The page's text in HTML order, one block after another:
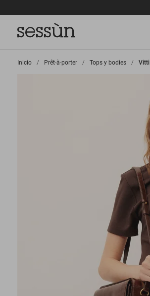
Inicio >
Prêt-à-porter >
Tops y bodies >
Vitti